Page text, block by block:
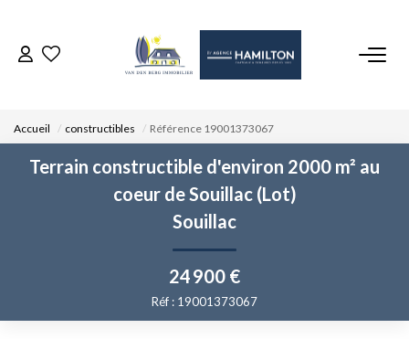
NOS BIENS
VENDRE UN BIEN
DÉPOSEZ VOTRE RECHERCHE
NOUS REJOINDRE
Accueil constructibles Référence 19001373067
Terrain constructible d'environ 2000 m² au
coeur de Souillac (Lot)
Souillac
24 900 €
Réf : 19001373067